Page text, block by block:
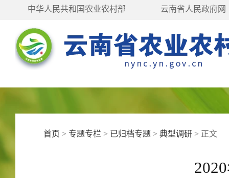
中华人民共和国农业农村部 云南省人民政府网
首页 > 专题专栏 > 已归档专题 >典型调研 > 正文